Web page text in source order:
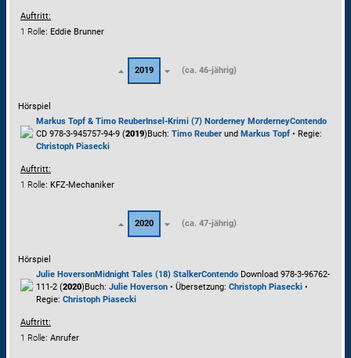
Auftritt:
1 Rolle: Eddie Brunner
2019 (ca. 46-jährig)
Hörspiel
Markus Topf & Timo ReuberInsel-Krimi (7) Norderney MorderneyContendo
CD 978-3-945757-94-9 (2019)Buch: Timo Reuber und Markus Topf • Regie:
Christoph Piasecki
Auftritt:
1 Rolle: KFZ-Mechaniker
2020 (ca. 47-jährig)
Hörspiel
Julie HoversonMidnight Tales (18) StalkerContendo Download 978-3-96762-
111-2 (2020)Buch: Julie Hoverson • Übersetzung: Christoph Piasecki •
Regie: Christoph Piasecki
Auftritt:
1 Rolle: Anrufer